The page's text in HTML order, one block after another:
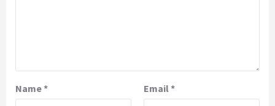
Name* Email *